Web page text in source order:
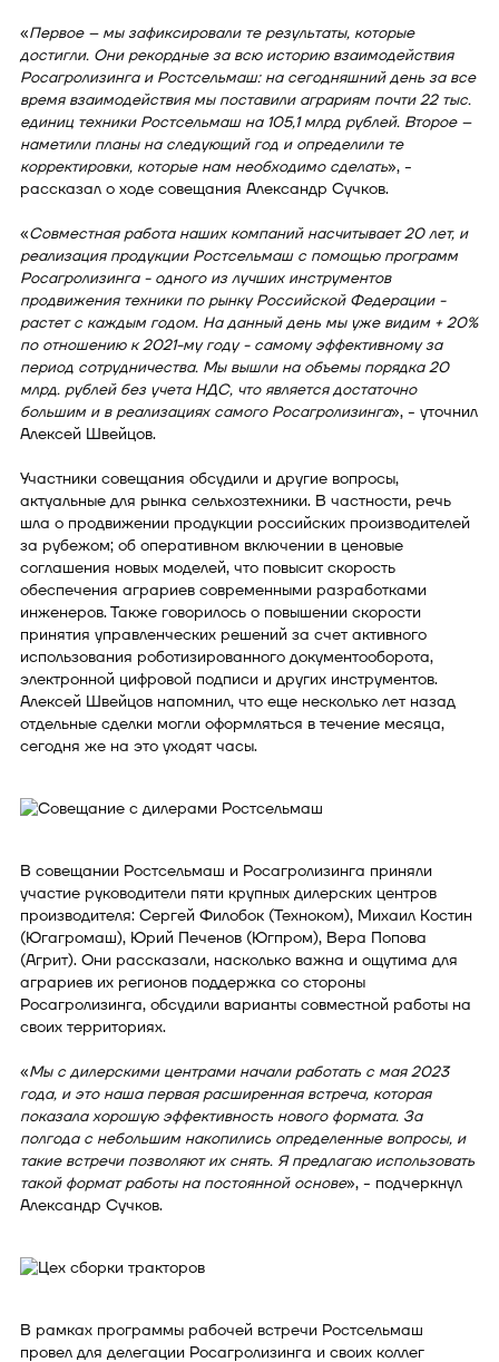
«Первое – мы зафиксировали те результаты, которые
достигли. Они рекордные за всю историю взаимодействия
Росагролизинга и Ростсельмаш: на сегодняшний день за все
время взаимодействия мы поставили аграриям почти 22 тыс.
единиц техники Ростсельмаш на 105,1 млрд рублей. Второе –
наметили планы на следующий год и определили те
корректировки, которые нам необходимо сделать», -
рассказал о ходе совещания Александр Сучков.
«Совместная работа наших компаний насчитывает 20 лет, и
реализация продукции Ростсельмаш с помощью программ
Росагролизинга - одного из лучших инструментов
продвижения техники по рынку Российской Федерации -
растет с каждым годом. На данный день мы уже видим + 20%
по отношению к 2021-му году - самому эффективному за
период сотрудничества. Мы вышли на объемы порядка 20
млрд. рублей без учета НДС, что является достаточно
большим и в реализациях самого Росагролизинга», - уточнил
Алексей Швейцов.
Участники совещания обсудили и другие вопросы,
актуальные для рынка сельхозтехники. В частности, речь
шла о продвижении продукции российских производителей
за рубежом; об оперативном включении в ценовые
соглашения новых моделей, что повысит скорость
обеспечения аграриев современными разработками
инженеров. Также говорилось о повышении скорости
принятия управленческих решений за счет активного
использования роботизированного документооборота,
электронной цифровой подписи и других инструментов.
Алексей Швейцов напомнил, что еще несколько лет назад
отдельные сделки могли оформляться в течение месяца,
сегодня же на это уходят часы.
В совещании Ростсельмаш и Росагролизинга приняли
участие руководители пяти крупных дилерских центров
производителя: Сергей Филобок (Техноком), Михаил Костин
(Югагромаш), Юрий Печенов (Югпром), Вера Попова
(Агрит). Они рассказали, насколько важна и ощутима для
аграриев их регионов поддержка со стороны
Росагролизинга, обсудили варианты совместной работы на
своих территориях.
«Мы с дилерскими центрами начали работать с мая 2023
года, и это наша первая расширенная встреча, которая
показала хорошую эффективность нового формата. За
полгода с небольшим накопились определенные вопросы, и
такие встречи позволяют их снять. Я предлагаю использовать
такой формат работы на постоянной основе», - подчеркнул
Александр Сучков.
В рамках программы рабочей встречи Ростсельмаш
провел для делегации Росагролизинга и своих коллег